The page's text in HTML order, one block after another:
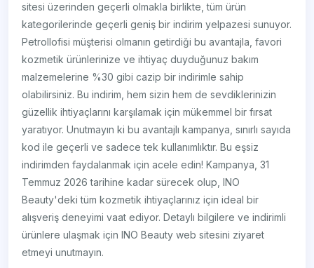
sitesi üzerinden geçerli olmakla birlikte, tüm ürün
kategorilerinde geçerli geniş bir indirim yelpazesi sunuyor.
Petrollofisi müşterisi olmanın getirdiği bu avantajla, favori
kozmetik ürünlerinize ve ihtiyaç duyduğunuz bakım
malzemelerine %30 gibi cazip bir indirimle sahip
olabilirsiniz. Bu indirim, hem sizin hem de sevdiklerinizin
güzellik ihtiyaçlarını karşılamak için mükemmel bir fırsat
yaratıyor. Unutmayın ki bu avantajlı kampanya, sınırlı sayıda
kod ile geçerli ve sadece tek kullanımlıktır. Bu eşsiz
indirimden faydalanmak için acele edin! Kampanya, 31
Temmuz 2026 tarihine kadar sürecek olup, INO
Beauty'deki tüm kozmetik ihtiyaçlarınız için ideal bir
alışveriş deneyimi vaat ediyor. Detaylı bilgilere ve indirimli
ürünlere ulaşmak için INO Beauty web sitesini ziyaret
etmeyi unutmayın.